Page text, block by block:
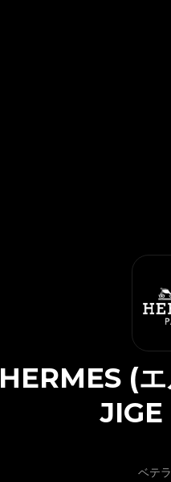
ベテ
HERMES (
JIGE